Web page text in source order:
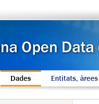
Dades Entitats,